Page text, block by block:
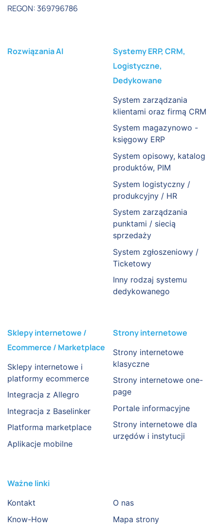
REGON: 369796786
Rozwiązania AI
Systemy ERP, CRM,
Logistyczne,
Dedykowane
System zarządzania
klientami oraz firmą CRM
System magazynowo -
księgowy ERP
System opisowy, katalog
produktów, PIM
System logistyczny /
produkcyjny / HR
System zarządzania
punktami / siecią
sprzedaży
System zgłoszeniowy /
Ticketowy
Inny rodzaj systemu
dedykowanego
Sklepy internetowe /
Ecommerce / Marketplace
Sklepy internetowe i
platformy ecommerce
Integracja z Allegro
Integracja z Baselinker
Platforma marketplace
Aplikacje mobilne
Strony internetowe
Strony internetowe
klasyczne
Strony internetowe one-
page
Portale informacyjne
Strony internetowe dla
urzędów i instytucji
Ważne linki
Kontakt
O nas
Know-How
Mapa strony